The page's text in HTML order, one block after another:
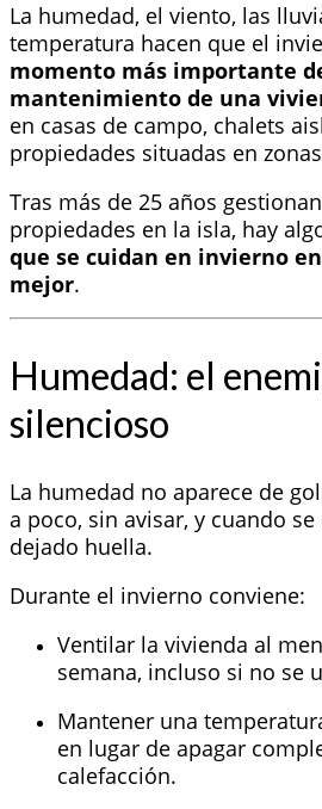
La humedad, el viento, las
temperatura hacen que el
momento más importante
mantenimiento de una
en casas de campo, chalets
propiedades situadas en
Tras más de 25 años
propiedades en la isla, hay
que se cuidan en invierno
mejor.
Humedad: el
silencioso
La humedad no aparece de
a poco, sin avisar, y cuando se
dejado huella.
Durante el invierno conviene:
Ventilar la vivienda al
semana, incluso si no se
Mantener una
en lugar de apagar
calefacción.